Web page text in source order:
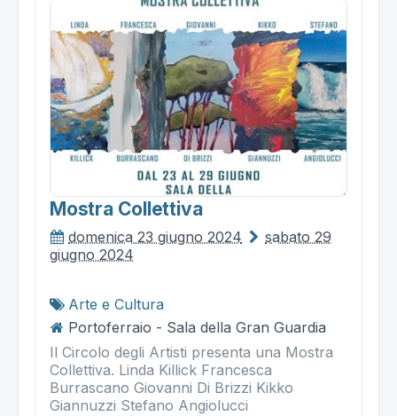
Mostra Collettiva
domenica 23 giugno 2024
sabato 29
giugno 2024
Arte e Cultura
Portoferraio - Sala della Gran Guardia
Il Circolo degli Artisti presenta una Mostra
Collettiva. Linda Killick Francesca
Burrascano Giovanni Di Brizzi Kikko
Giannuzzi Stefano Angiolucci